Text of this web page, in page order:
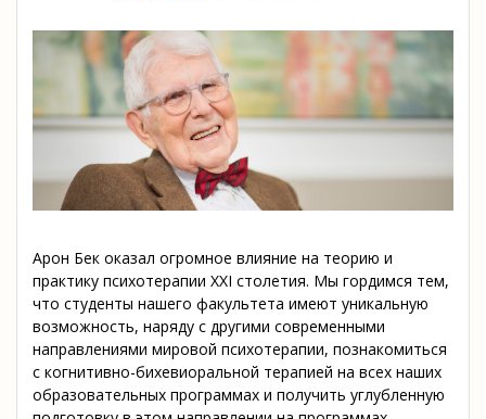
Арон Бек оказал огромное влияние на теорию и
практику психотерапии XXI столетия. Мы гордимся тем,
что студенты нашего факультета имеют уникальную
возможность, наряду с другими современными
направлениями мировой психотерапии, познакомиться
с когнитивно-бихевиоральной терапией на всех наших
образовательных программах и получить углубленную